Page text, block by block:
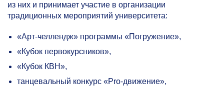
из них и принимает участие в организации
традиционных мероприятий университета:
«Арт-челлендж» программы «Погружение»,
«Кубок первокурсников»,
«Кубок КВН»,
танцевальный конкурс «Pro-движение»,